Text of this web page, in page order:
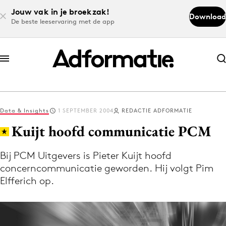
Jouw vak in je broekzak!
De beste leeservaring met de app
Download
Abonneer nu
Abonneer nu
Log in
Download de app
Volg het laatste nieuws via de Adformatie
Data & Insights 1 SEPTEMBER 2004 REDACTIE ADFORMATIE
Kuijt hoofd communicatie PCM
Bij PCM Uitgevers is Pieter Kuijt hoofd
concerncommunicatie geworden. Hij volgt Pim
Elfferich op.